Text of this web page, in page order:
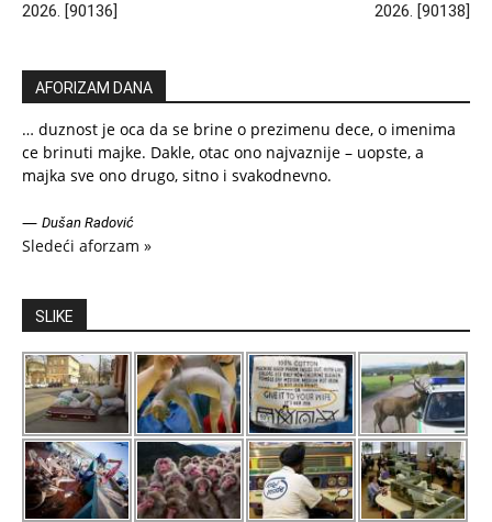
2026. [90136]
2026. [90138]
AFORIZAM DANA
… duznost je oca da se brine o prezimenu dece, o imenima
ce brinuti majke. Dakle, otac ono najvaznije – uopste, a
majka sve ono drugo, sitno i svakodnevno.
— Dušan Radović
Sledeći aforzam »
SLIKE